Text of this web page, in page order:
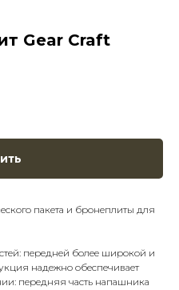
Gear Craft
пакета и бронеплиты для
передней более широкой и
надежно обеспечивает
передняя часть напашника